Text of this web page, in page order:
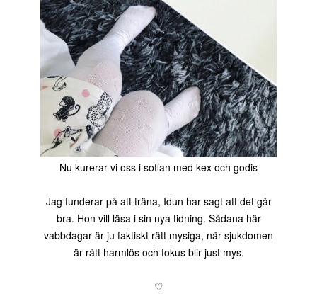
Nu kurerar vi oss i soffan med kex och godis
Jag funderar på att träna, Idun har sagt att det går
bra. Hon vill läsa i sin nya tidning. Sådana här
vabbdagar är ju faktiskt rätt mysiga, när sjukdomen
är rätt harmlös och fokus blir just mys.
♡